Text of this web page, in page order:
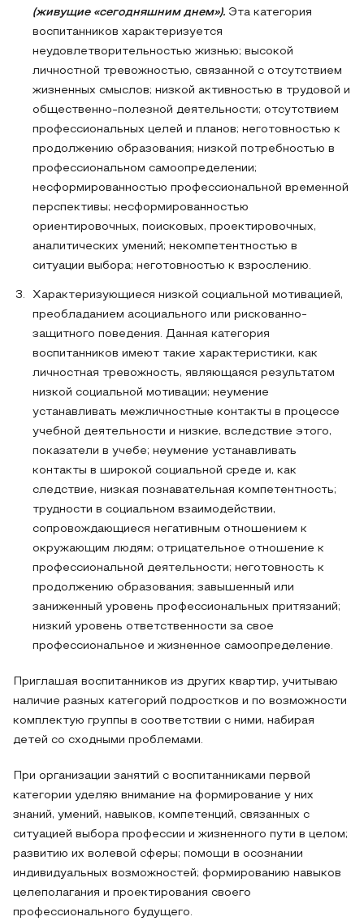
(живущие «сегодняшним днем»). Эта категория
воспитанников характеризуется
неудовлетворительностью жизнью; высокой
личностной тревожностью, связанной с отсутствием
жизненных смыслов; низкой активностью в трудовой и
общественно-полезной деятельности; отсутствием
профессиональных целей и планов; неготовностью к
продолжению образования; низкой потребностью в
профессиональном самоопределении;
несформированностью профессиональной временной
перспективы; несформированностью
ориентировочных, поисковых, проектировочных,
аналитических умений; некомпетентностью в
ситуации выбора; неготовностью к взрослению.
Характеризующиеся низкой социальной мотивацией,
преобладанием асоциального или рискованно-
защитного поведения. Данная категория
воспитанников имеют такие характеристики, как
личностная тревожность, являющаяся результатом
низкой социальной мотивации; неумение
устанавливать межличностные контакты в процессе
учебной деятельности и низкие, вследствие этого,
показатели в учебе; неумение устанавливать
контакты в широкой социальной среде и, как
следствие, низкая познавательная компетентность;
трудности в социальном взаимодействии,
сопровождающиеся негативным отношением к
окружающим людям; отрицательное отношение к
профессиональной деятельности; неготовность к
продолжению образования; завышенный или
заниженный уровень профессиональных притязаний;
низкий уровень ответственности за свое
профессиональное и жизненное самоопределение.
Приглашая воспитанников из других квартир, учитываю
наличие разных категорий подростков и по возможности
комплектую группы в соответствии с ними, набирая
детей со сходными проблемами.
При организации занятий с воспитанниками первой
категории уделяю внимание на формирование у них
знаний, умений, навыков, компетенций, связанных с
ситуацией выбора профессии и жизненного пути в целом;
развитию их волевой сферы; помощи в осознании
индивидуальных возможностей; формированию навыков
целеполагания и проектирования своего
профессионального будущего.